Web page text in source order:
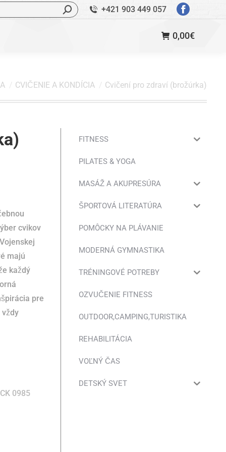
+421 903 449 057
otvorí
okne
0,00€
CVIČENIE A KONDÍCIA Cvičení pro zdraví (brožúrka)
cvikov
majú
každý
pre
vždy
0985
FITNESS
PILATES & YOGA
MASÁŽ A AKUPRESÚRA
ŠPORTOVÁ LITERATÚRA
POMÔCKY NA PLÁVANIE
MODERNÁ GYMNASTIKA
TRÉNINGOVÉ POTREBY
OZVUČENIE FITNESS
OUTDOOR,CAMPING,TURISTIKA
REHABILITÁCIA
VOĽNÝ ČAS
DETSKÝ SVET